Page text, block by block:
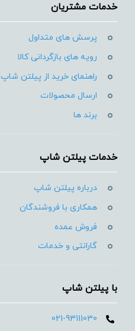
خدمات مشتریان
پرسش های متداول
رویه های بازگردانی کالا
راهنمای خرید از پیلتن شاپ
ارسال محصولات
برند ها
خدمات پیلتن شاپ
درباره پیلتن شاپ
همکاری با فروشندگان
فروش عمده
گارانتی و خدمات
با پیلتن شاپ
021-93111030